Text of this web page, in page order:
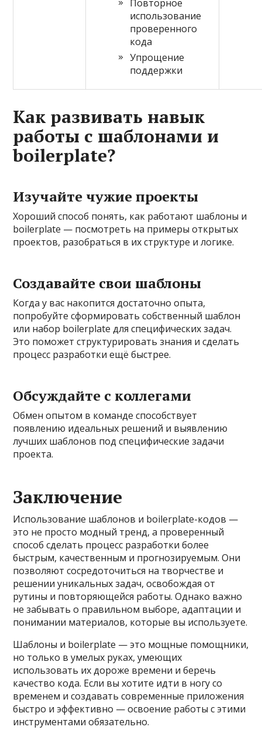
Повторное
использование
проверенного
кода
Упрощение
поддержки
Как развивать навык
работы с шаблонами и
boilerplate?
Изучайте чужие проекты
Хороший способ понять, как работают шаблоны и
boilerplate — посмотреть на примеры открытых
проектов, разобраться в их структуре и логике.
Создавайте свои шаблоны
Когда у вас накопится достаточно опыта,
попробуйте сформировать собственный шаблон
или набор boilerplate для специфических задач.
Это поможет структурировать знания и сделать
процесс разработки ещё быстрее.
Обсуждайте с коллегами
Обмен опытом в команде способствует
появлению идеальных решений и выявлению
лучших шаблонов под специфические задачи
проекта.
Заключение
Использование шаблонов и boilerplate-кодов —
это не просто модный тренд, а проверенный
способ сделать процесс разработки более
быстрым, качественным и прогнозируемым. Они
позволяют сосредоточиться на творчестве и
решении уникальных задач, освобождая от
рутины и повторяющейся работы. Однако важно
не забывать о правильном выборе, адаптации и
понимании материалов, которые вы используете.
Шаблоны и boilerplate — это мощные помощники,
но только в умелых руках, умеющих
использовать их дороже времени и беречь
качество кода. Если вы хотите идти в ногу со
временем и создавать современные приложения
быстро и эффективно — освоение работы с этими
инструментами обязательно.